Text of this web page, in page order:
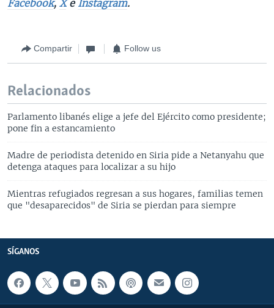
Facebook, Xe Instagram.
Compartir Follow us
Relacionados
Parlamento libanés elige a jefe del Ejército como presidente;
pone fin a estancamiento
Madre de periodista detenido en Siria pide a Netanyahu que
detenga ataques para localizar a su hijo
Mientras refugiados regresan a sus hogares, familias temen
que "desaparecidos" de Siria se pierdan para siempre
SÍGANOS